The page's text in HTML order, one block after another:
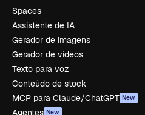
Spaces
Assistente de IA
Gerador de imagens
Gerador de vídeos
Texto para voz
Conteúdo de stock
MCP para Claude/ChatGPT New
Agentes New